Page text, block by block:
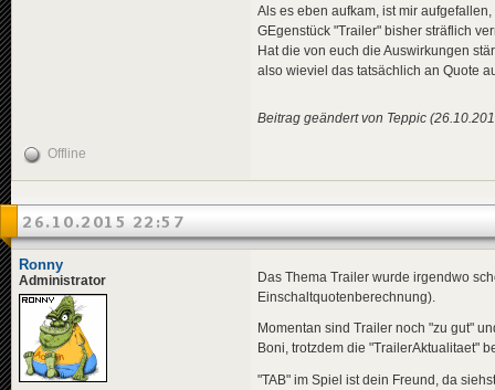
Als es eben aufkam, ist mir
GEgenstück "Trailer" bisher sträflich
Hat die von euch die Auswirkungen
also wieviel das tatsächlich an Quote
Beitrag geändert von Teppic
Offline
26.10.2015 22:57
Ronny
Administrator
Das Thema Trailer wurde irgendwo
Einschaltquotenberechnung).
Momentan sind Trailer noch "zu gut"
Boni, trotzdem die "TrailerAktualitaet"
"TAB" im Spiel ist dein Freund, da